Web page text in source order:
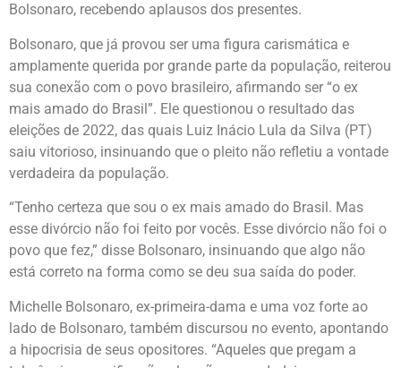
Bolsonaro, recebendo aplausos dos presentes.
Bolsonaro, que já provou ser uma figura carismática e
amplamente querida por grande parte da população, reiterou
sua conexão com o povo brasileiro, afirmando ser “o ex
mais amado do Brasil”. Ele questionou o resultado das
eleições de 2022, das quais Luiz Inácio Lula da Silva (PT)
saiu vitorioso, insinuando que o pleito não refletiu a vontade
verdadeira da população.
“Tenho certeza que sou o ex mais amado do Brasil. Mas
esse divórcio não foi feito por vocês. Esse divórcio não foi o
povo que fez,” disse Bolsonaro, insinuando que algo não
está correto na forma como se deu sua saída do poder.
Michelle Bolsonaro, ex-primeira-dama e uma voz forte ao
lado de Bolsonaro, também discursou no evento, apontando
a hipocrisia de seus opositores. “Aqueles que pregam a